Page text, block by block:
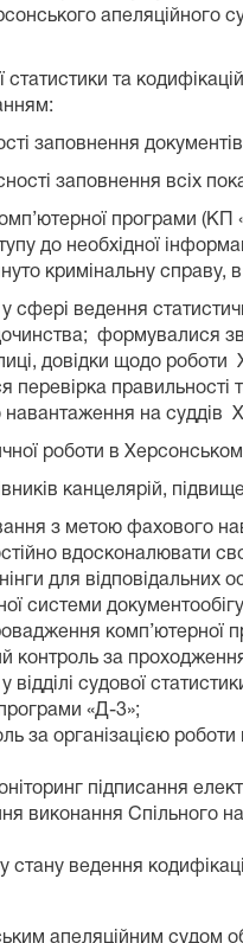
апеляційного
та
заповнення
заповнення всіх
програми (КП
до необхідної
кримінальну справу,
сфері ведення
формувалися
довідки щодо
перевірка
навантаження на суддів
роботи в
канцелярій,
з метою фахового
вдосконалювати
для відповідальних
системи
комп’ютерної
контроль за
відділі судової
«Д-3»;
за організацією
підписання
виконання Спільного
стану ведення
апеляційним судом